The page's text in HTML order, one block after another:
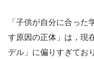
「子供が自分に合った
す原因の正体」は，現
デル」に偏りすぎてお